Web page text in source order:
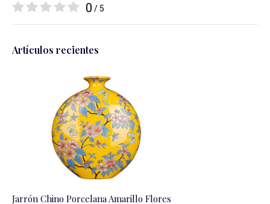
0 / 5
Artículos recientes
Jarrón Chino Porcelana Amarillo Flores